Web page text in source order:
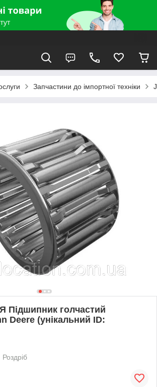
Запчастини до імпортної техніки
Підшипник голчастий
Deere (унікальний ID:
Роздріб